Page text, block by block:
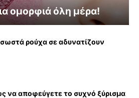
ομορφιά όλη μέρα!
ρούχα σε αδυνατίζουν
να αποφεύγετε το συχνό ξύρισμα